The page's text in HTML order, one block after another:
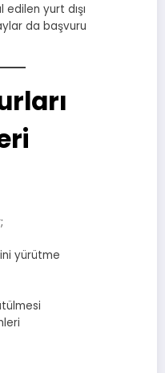
yurt dışı
da başvuru
yürütme